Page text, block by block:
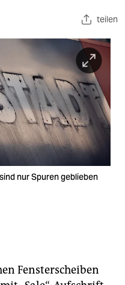
teilen
nur Spuren geblieben
Fensterscheiben